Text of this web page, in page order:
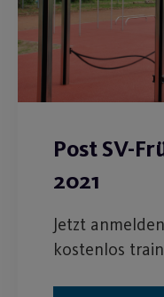
Post SV-
2021
Jetzt
kostenlos